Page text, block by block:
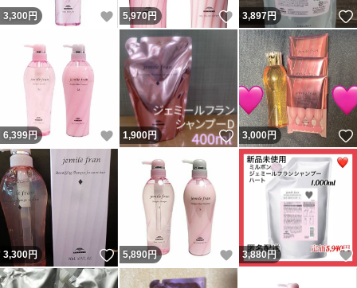
3,300 円 いいね！
5,970円 いいね！
3,897円
6,399円 いいね！
1,900円 いいね！
3,000円
3,300円 いいね！
5,890円 いいね！
3,880円